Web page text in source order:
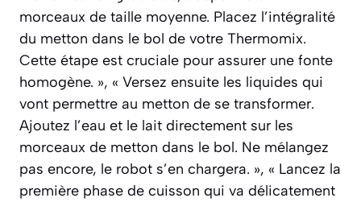
morceaux de taille moyenne. Placez l’intégralité
du metton dans le bol de votre Thermomix.
Cette étape est cruciale pour assurer une fonte
homogène. », « Versez ensuite les liquides qui
vont permettre au metton de se transformer.
Ajoutez l’eau et le lait directement sur les
morceaux de metton dans le bol. Ne mélangez
pas encore, le robot s’en chargera. », « Lancez la
première phase de cuisson qui va délicatement